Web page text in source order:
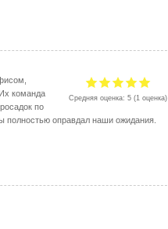
Средняя оценка: 5 (1 оценка)
команда
по
полностью оправдал наши ожидания.